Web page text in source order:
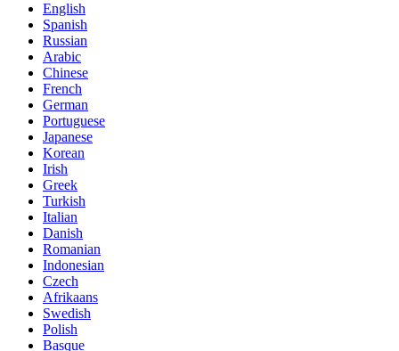
English
Spanish
Russian
Arabic
Chinese
French
German
Portuguese
Japanese
Korean
Irish
Greek
Turkish
Italian
Danish
Romanian
Indonesian
Czech
Afrikaans
Swedish
Polish
Basque